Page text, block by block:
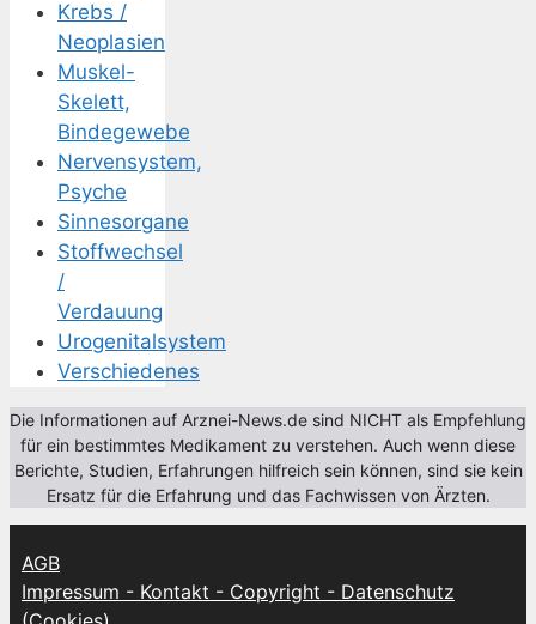
Krebs /
Neoplasien
Muskel-
Skelett,
Bindegewebe
Nervensystem,
Psyche
Sinnesorgane
Stoffwechsel
/
Verdauung
Urogenitalsystem
Verschiedenes
Die Informationen auf Arznei-News.de sind NICHT als Empfehlung
für ein bestimmtes Medikament zu verstehen. Auch wenn diese
Berichte, Studien, Erfahrungen hilfreich sein können, sind sie kein
Ersatz für die Erfahrung und das Fachwissen von Ärzten.
AGB
Impressum - Kontakt - Copyright - Datenschutz